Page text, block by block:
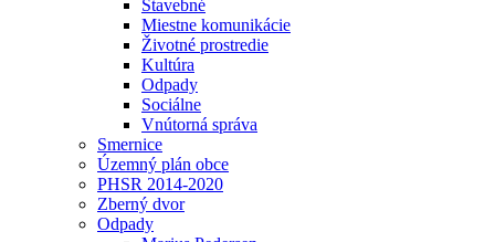
Stavebné
Miestne komunikácie
Životné prostredie
Kultúra
Odpady
Sociálne
Vnútorná správa
Smernice
Územný plán obce
PHSR 2014-2020
Zberný dvor
Odpady